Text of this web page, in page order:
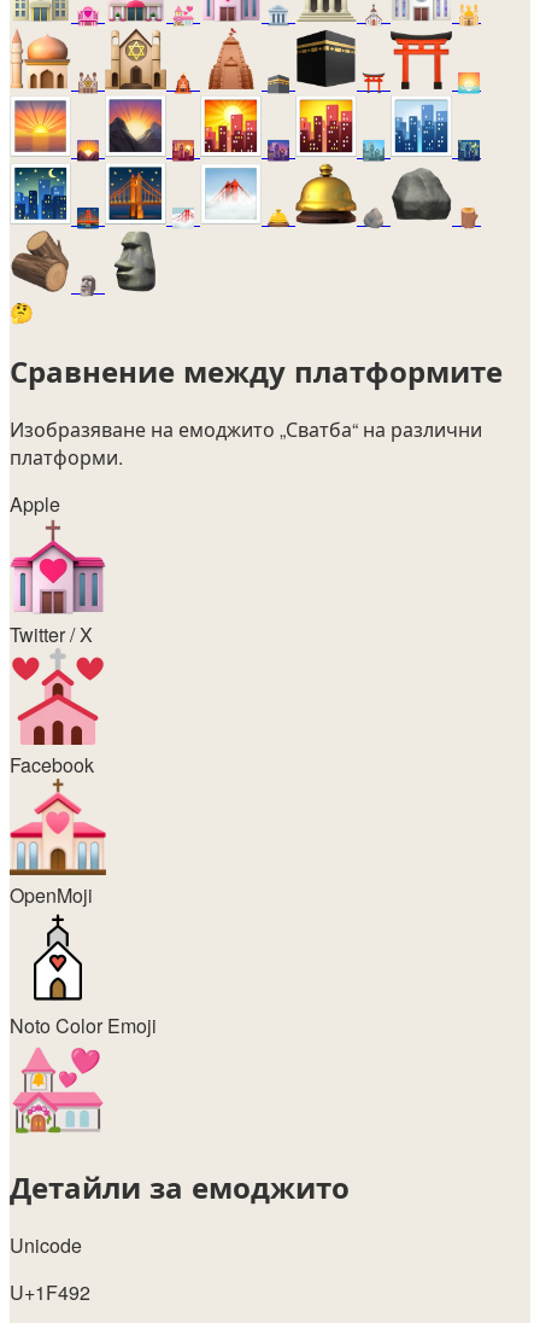
🏩 💒 🏛️ ⛪ 🕌
🕍 🛕 🕋 ⛩️ 🌅
🌄 🌇 🌆 🏙️ 🌃
🌉 🌁 🛎️ 🪨 🪵
🗿
🤔
Сравнение между платформите
Изобразяване на емоджито „Сватба“ на различни
платформи.
Apple
Twitter / X
Facebook
OpenMoji
Noto Color Emoji
Детайли за емоджито
Unicode
U+1F492